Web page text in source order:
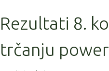
Rezultati 8.
trčanju